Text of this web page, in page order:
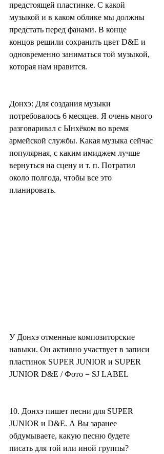
предстоящей пластинке. С какой
музыкой и в каком облике мы должны
предстать перед фанами. В конце
концов решили сохранить цвет D&E и
одновременно заниматься той музыкой,
которая нам нравится.
Донхэ: Для создания музыки
потребовалось 6 месяцев. Я очень много
разговаривал с Ынхёком во время
армейской службы. Какая музыка сейчас
популярная, с каким имиджем лучше
вернуться на сцену и т. п. Потратил
около полгода, чтобы все это
планировать.
У Донхэ отменные композиторские
навыки. Он активно участвует в записи
пластинок SUPER JUNIOR и SUPER
JUNIOR D&E / Фото = SJ LABEL
10. Донхэ пишет песни для SUPER
JUNIOR и D&E. А Вы заранее
обдумываете, какую песню будете
писать для той или иной группы?